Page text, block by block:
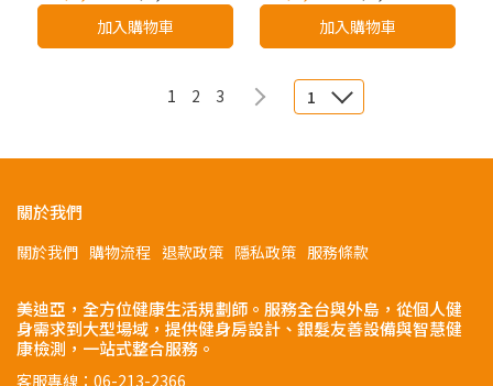
兩色)單支
加入購物車
鈴(黑)單支
加入購物車
1 2 3 1
關於我們
關於我們 購物流程 退款政策 隱私政策 服務條款
美迪亞，全方位健康生活規劃師。服務全台與外島，從個人健
身需求到大型場域，提供健身房設計、銀髮友善設備與智慧健
康檢測，一站式整合服務。
客服專線：06-213-2366